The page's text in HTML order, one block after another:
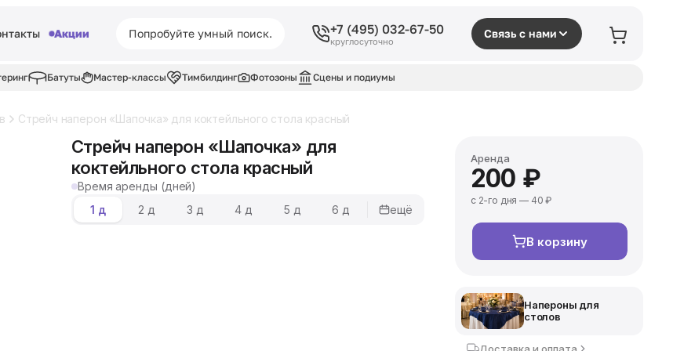
Акции +7 (495) 032-67-50
круглосуточно
Связь с нами
Батуты Мастер-классы Тимбилдинг Фотозоны Сцены и подиумы
Стрейч наперон «Шапочка» для коктейльного стола красный
Стрейч наперон «Шапочка» для
коктейльного стола красный
Время аренды (дней)
1 д
2 д 3 д 4 д 5 д 6 д ещё
Аренда
200 ₽
с 2-го дня — 40 ₽
В корзину
Напероны для
столов